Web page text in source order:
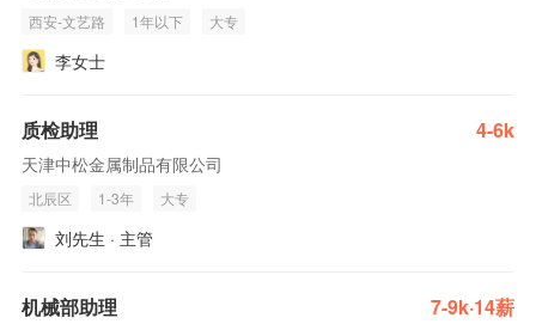
西安-文艺路 1年以下 大专
李女士
质检助理 4-6k
天津中松金属制品有限公司
北辰区 1-3年 大专
刘先生 · 主管
机械部助理 7-9k·14薪